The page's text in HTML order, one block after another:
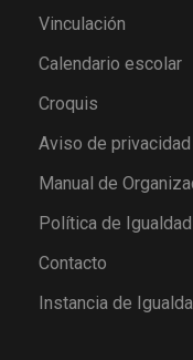
Vinculación
Calendario escolar
Croquis
Aviso de privacidad
Manual de
Política de
Contacto
Instancia de